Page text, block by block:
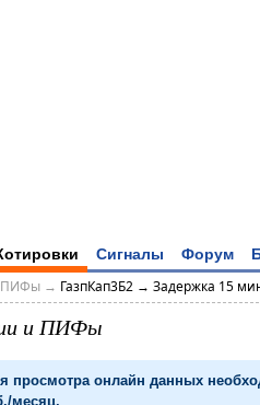
Сигналы Форум
ПИФы→ ГазпКап3Б2 → Задержка 15
и ПИФы
просмотра онлайн данных
месяц.